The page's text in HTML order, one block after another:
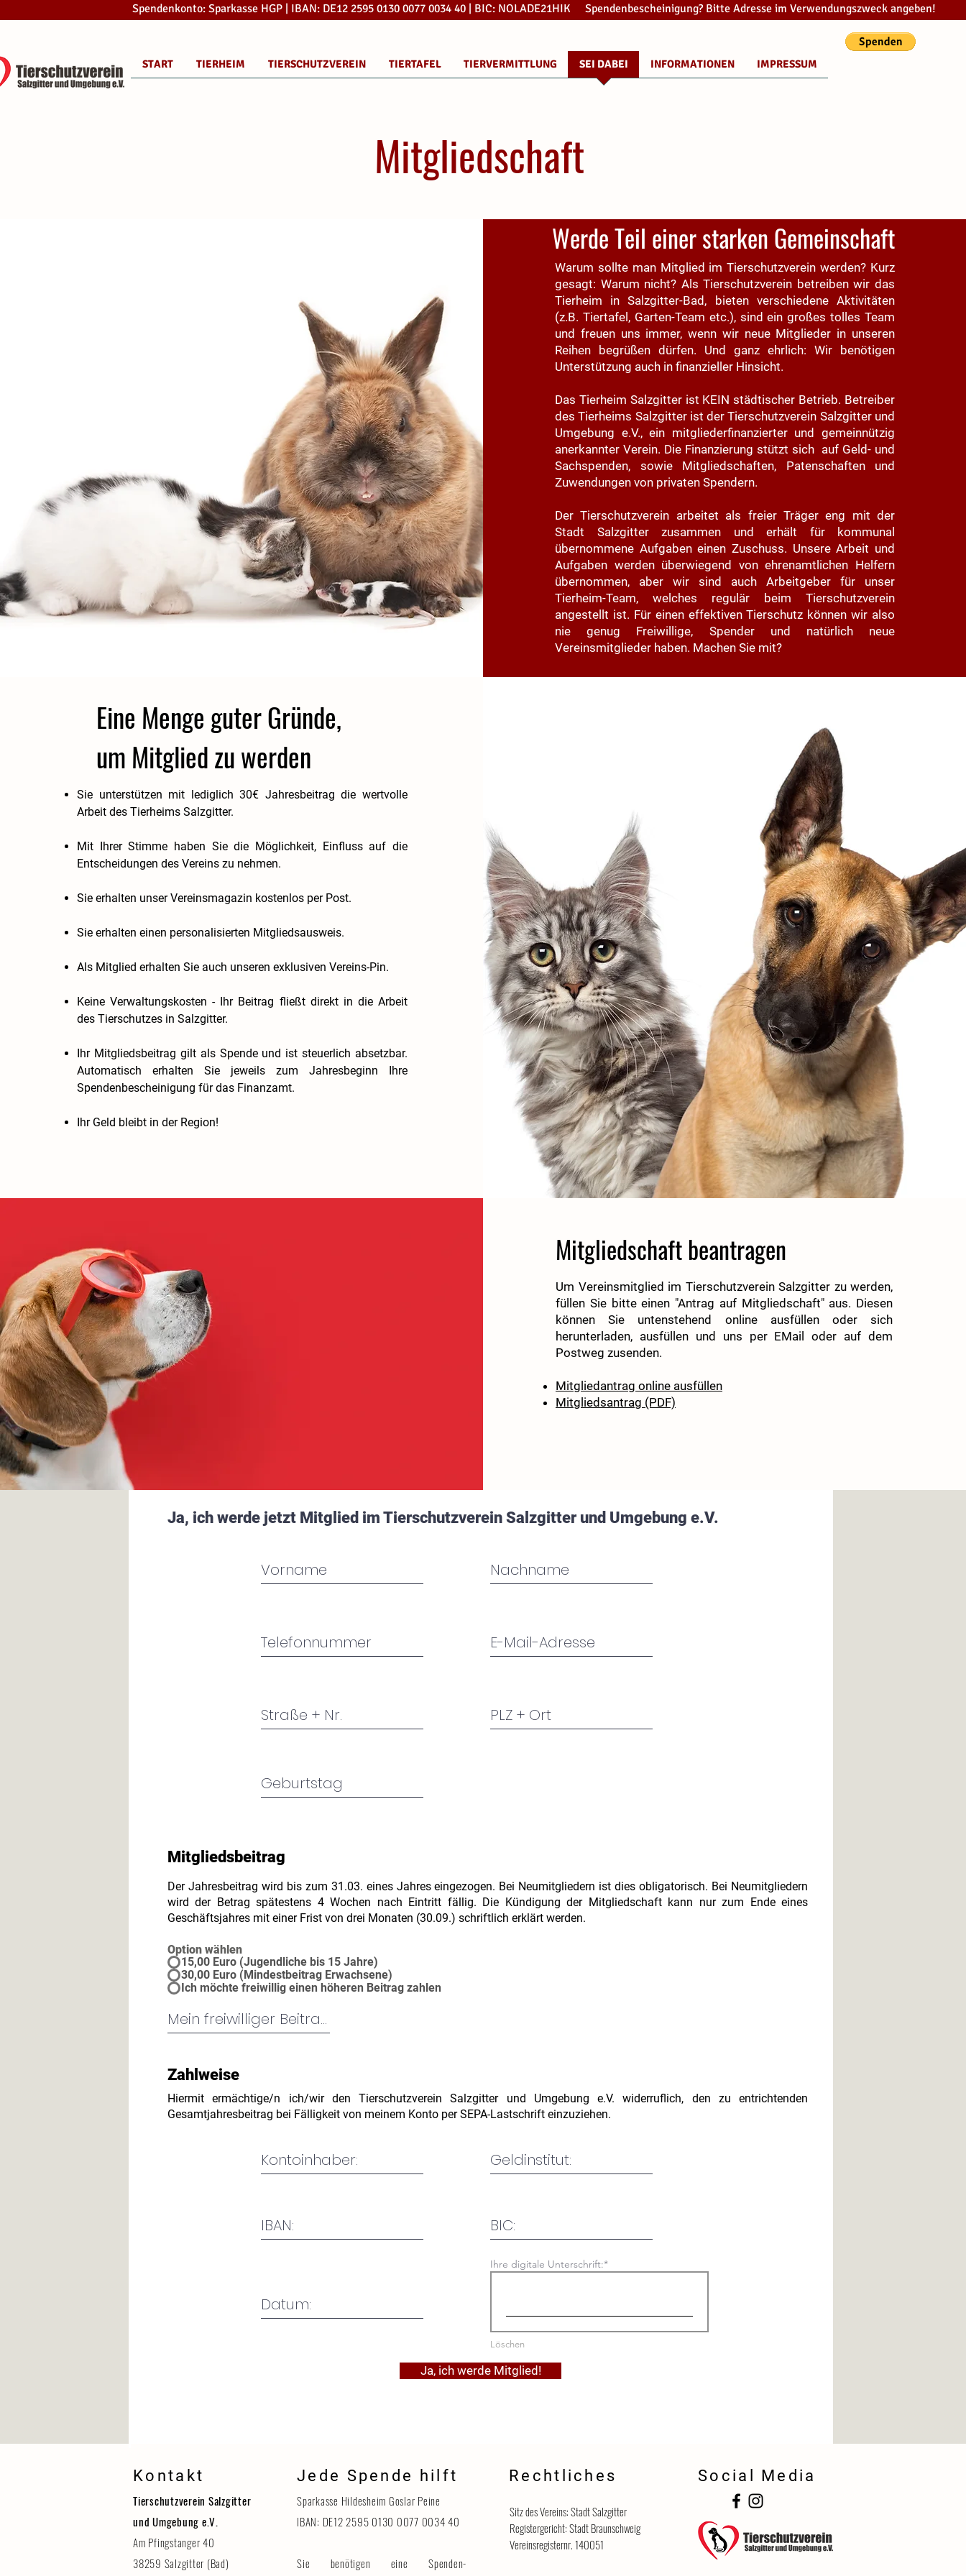
Spendenkonto: Sparkasse HGP | IBAN: DE12 2595 0130 0077 0034 40 | BIC: NOLADE21HIK Spendenbescheinigung? Bitte Adresse im Verwendungszweck angeben!
START TIERHEIM TIERSCHUTZVEREIN TIERTAFEL TIERVERMITTLUNG SEI DABEI INFORMATIONEN IMPRESSUM
Mitgliedschaft
Werde Teil einer starken Gemeinschaft
Warum sollte man Mitglied im Tierschutzverein werden? Kurz
gesagt: Warum nicht? Als Tierschutzverein betreiben wir das
Tierheim in Salzgitter-Bad, bieten verschiedene Aktivitäten
(z.B. Tiertafel, Garten-Team etc.), sind ein großes tolles Team
und freuen uns immer, wenn wir neue Mitglieder in unseren
Reihen begrüßen dürfen. Und ganz ehrlich: Wir benötigen
Unterstützung auch in finanzieller Hinsicht.
Das Tierheim Salzgitter ist KEIN städtischer Betrieb. Betreiber
des Tierheims Salzgitter ist der Tierschutzverein Salzgitter und
Umgebung e.V., ein mitgliederfinanzierter und gemeinnützig
anerkannter Verein. Die Finanzierung stützt sich auf Geld- und
Sachspenden, sowie Mitgliedschaften, Patenschaften und
Zuwendungen von privaten Spendern.
Der Tierschutzverein arbeitet als freier Träger eng mit der
Stadt Salzgitter zusammen und erhält für kommunal
übernommene Aufgaben einen Zuschuss. Unsere Arbeit und
Aufgaben werden überwiegend von ehrenamtlichen Helfern
übernommen, aber wir sind auch Arbeitgeber für unser
Tierheim-Team, welches regulär beim Tierschutzverein
angestellt ist. Für einen effektiven Tierschutz können wir also
nie genug Freiwillige, Spender und natürlich neue
Vereinsmitglieder haben. Machen Sie mit?
Eine Menge guter Gründe,
um Mitglied zu werden
Sie unterstützen mit lediglich 30€ Jahresbeitrag die wertvolle
Arbeit des Tierheims Salzgitter.
Mit Ihrer Stimme haben Sie die Möglichkeit, Einfluss auf die
Entscheidungen des Vereins zu nehmen.
Sie erhalten unser Vereinsmagazin kostenlos per Post.
Sie erhalten einen personalisierten Mitgliedsausweis.
Als Mitglied erhalten Sie auch unseren exklusiven Vereins-Pin.
Keine Verwaltungskosten - Ihr Beitrag fließt direkt in die Arbeit
des Tierschutzes in Salzgitter.
Ihr Mitgliedsbeitrag gilt als Spende und ist steuerlich absetzbar.
Automatisch erhalten Sie jeweils zum Jahresbeginn Ihre
Spendenbescheinigung für das Finanzamt.
Ihr Geld bleibt in der Region!
Mitgliedschaft beantragen
Um Vereinsmitglied im Tierschutzverein Salzgitter zu werden,
füllen Sie bitte einen "Antrag auf Mitgliedschaft" aus. Diesen
können Sie untenstehend online ausfüllen oder sich
herunterladen, ausfüllen und uns per EMail oder auf dem
Postweg zusenden.
Mitgliedantrag online ausfüllen
Mitgliedsantrag (PDF)
Ja, ich werde jetzt Mitglied im Tierschutzverein Salzgitter und Umgebung e.V.
Mitgliedsbeitrag
Der Jahresbeitrag wird bis zum 31.03. eines Jahres eingezogen. Bei Neumitgliedern ist dies obligatorisch. Bei Neumitgliedern
wird der Betrag spätestens 4 Wochen nach Eintritt fällig. Die Kündigung der Mitgliedschaft kann nur zum Ende eines
Geschäftsjahres mit einer Frist von drei Monaten (30.09.) schriftlich erklärt werden.
Option wählen
15,00 Euro (Jugendliche bis 15 Jahre)
30,00 Euro (Mindestbeitrag Erwachsene)
Ich möchte freiwillig einen höheren Beitrag zahlen
Zahlweise
Hiermit ermächtige/n ich/wir den Tierschutzverein Salzgitter und Umgebung e.V. widerruflich, den zu entrichtenden
Gesamtjahresbeitrag bei Fälligkeit von meinem Konto per SEPA-Lastschrift einzuziehen.
Ihre digitale Unterschrift:
Löschen
Ja, ich werde Mitglied!
Kontakt
Tierschutzverein Salzgitter
und Umgebung e.V.
Am Pfingstanger 40
38259 Salzgitter (Bad)
Jede Spende hilft
Sparkasse Hildesheim Goslar Peine
IBAN: DE12 2595 0130 0077 0034 40
Sie benötigen eine Spenden-
Rechtliches
Sitz des Vereins: Stadt Salzgitter
Registergericht: Stadt Braunschweig
Vereinsregisternr. 140051
Social Media